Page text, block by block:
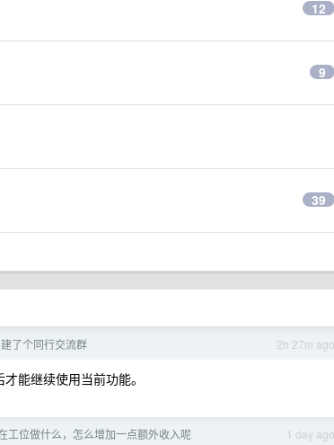
12
9
39
2h 27m ago
了个同行交流群
能继续使用当前功能。
1 day ago
工位做什么，怎么增加一点额外收入呢